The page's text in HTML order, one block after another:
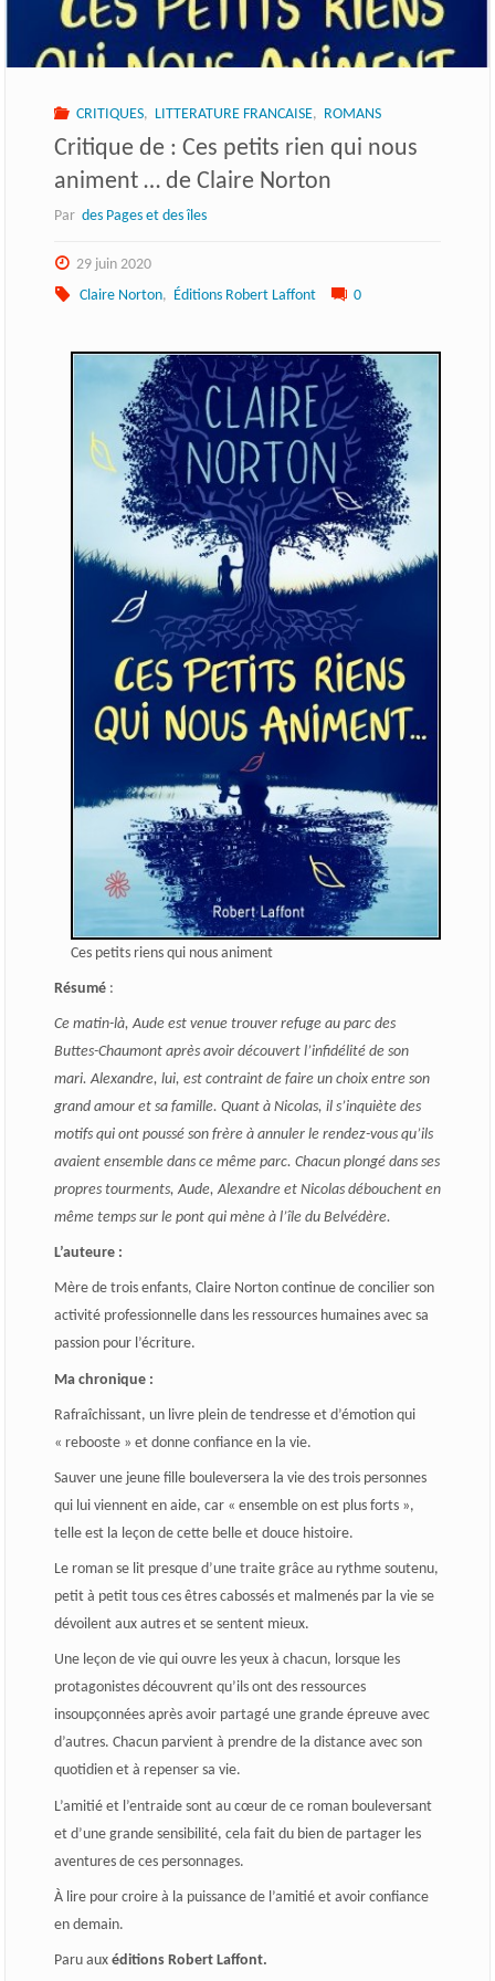
CRITIQUES, LITTERATURE FRANCAISE, ROMANS
Critique de : Ces petits rien qui nous
animent … de Claire Norton
Par des Pages et des îles
29 juin 2020
Claire Norton, Éditions Robert Laffont 0
Ces petits riens qui nous animent
Résumé:
Ce matin-là, Aude est venue trouver refuge au parc des
Buttes-Chaumont après avoir découvert l’infidélité de son
mari. Alexandre, lui, est contraint de faire un choix entre son
grand amour et sa famille. Quant à Nicolas, il s’inquiète des
motifs qui ont poussé son frère à annuler le rendez-vous qu’ils
avaient ensemble dans ce même parc. Chacun plongé dans ses
propres tourments, Aude, Alexandre et Nicolas débouchent en
même temps sur le pont qui mène à l’île du Belvédère.
L’auteure :
Mère de trois enfants, Claire Norton continue de concilier son
activité professionnelle dans les ressources humaines avec sa
passion pour l’écriture.
Ma chronique :
Rafraîchissant, un livre plein de tendresse et d’émotion qui
« rebooste » et donne confiance en la vie.
Sauver une jeune fille bouleversera la vie des trois personnes
qui lui viennent en aide, car « ensemble on est plus forts »,
telle est la leçon de cette belle et douce histoire.
Le roman se lit presque d’une traite grâce au rythme soutenu,
petit à petit tous ces êtres cabossés et malmenés par la vie se
dévoilent aux autres et se sentent mieux.
Une leçon de vie qui ouvre les yeux à chacun, lorsque les
protagonistes découvrent qu’ils ont des ressources
insoupçonnées après avoir partagé une grande épreuve avec
d’autres. Chacun parvient à prendre de la distance avec son
quotidien et à repenser sa vie.
L’amitié et l’entraide sont au cœur de ce roman bouleversant
et d’une grande sensibilité, cela fait du bien de partager les
aventures de ces personnages.
À lire pour croire à la puissance de l’amitié et avoir confiance
en demain.
Paru aux éditions Robert Laffont.